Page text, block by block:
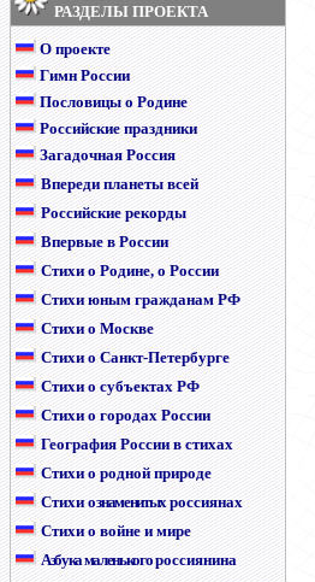
РАЗДЕЛЫ ПРОЕКТА
О проекте
Гимн России
Пословицы о Родине
Российские праздники
Загадочная Россия
Впереди планеты всей
Российские рекорды
Впервые в России
Стихи о Родине, о России
Стихи юным гражданам РФ
Стихи о Москве
Стихи о Санкт-Петербурге
Стихи о субъектах РФ
Стихи о городах России
География России в стихах
Стихи о родной природе
Стихио знаменитыхроссиянах
Стихи о войне и мире
Азбука маленькогороссиянина